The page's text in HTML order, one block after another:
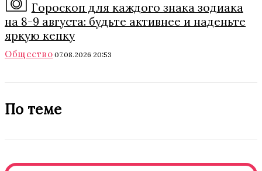
Гороскоп для каждого знака зодиака
на 8-9 августа: будьте активнее и наденьте
яркую кепку
Общество 07.08.2026 20:53
По теме